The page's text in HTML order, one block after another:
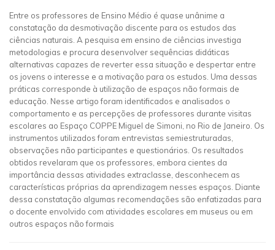
Entre os professores de Ensino Médio é quase unânime a
constatação da desmotivação discente para os estudos das
ciências naturais. A pesquisa em ensino de ciências investiga
metodologias e procura desenvolver sequências didáticas
alternativas capazes de reverter essa situação e despertar entre
os jovens o interesse e a motivação para os estudos. Uma dessas
práticas corresponde à utilização de espaços não formais de
educação. Nesse artigo foram identificados e analisados o
comportamento e as percepções de professores durante visitas
escolares ao Espaço COPPE Miguel de Simoni, no Rio de Janeiro. Os
instrumentos utilizados foram entrevistas semiestruturadas,
observações não participantes e questionários. Os resultados
obtidos revelaram que os professores, embora cientes da
importância dessas atividades extraclasse, desconhecem as
características próprias da aprendizagem nesses espaços. Diante
dessa constatação algumas recomendações são enfatizadas para
o docente envolvido com atividades escolares em museus ou em
outros espaços não formais